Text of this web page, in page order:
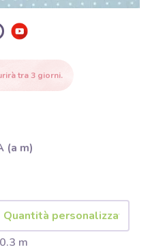
tra 3 giorni.
(a m)
m